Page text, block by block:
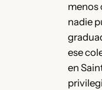
menos
nadie
ese
en